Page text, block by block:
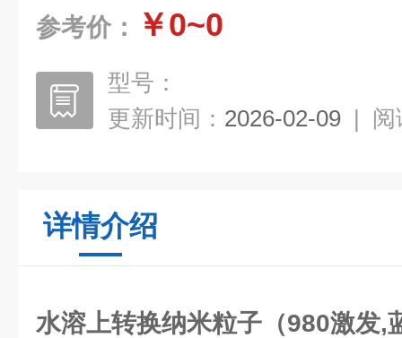
参考价： ￥0~0
型号：
更新时间： 2026-02-09 | 阅
详情介绍
水溶上转换纳米粒子（980激发,